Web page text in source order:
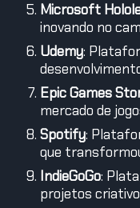
Microsoft
inovando no
Udemy:
Epic Games
mercado de
Spotify:
que
IndieGoGo:
projetos